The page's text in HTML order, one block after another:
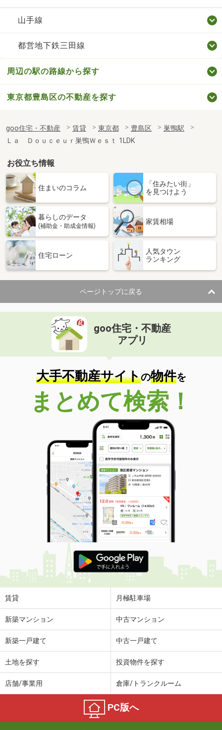
山手線
都営地下鉄三田線
周辺の駅の路線から探す
東京都豊島区の不動産を探す
goo住宅・不動産 賃貸 東京都 豊島区
巣鴨駅
Ｌａ Ｄｏｕｃｅｕｒ巣鴨Ｗｅｓｔ 1LDK
お役立ち情報
住まいのコラム
「住みたい街」
を見つけよう
暮らしのデータ
(補助金・助成金情報)
家賃相場
住宅ローン
人気タウン
ランキング
ページトップに戻る
goo住宅・不動産
アプリ
大手不動産サイトの物件を
まとめて検索！
賃貸 月極駐車場
新築マンション 中古マンション
新築一戸建て 中古一戸建て
土地を探す 投資物件を探す
店舗/事業用 倉庫/トランクルーム
PC版へ